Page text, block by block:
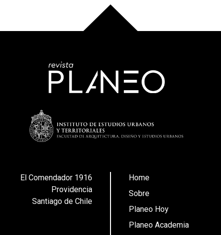
El Comendador 1916
Providencia
Santiago de Chile
Home
Sobre
Planeo Hoy
Planeo Academia